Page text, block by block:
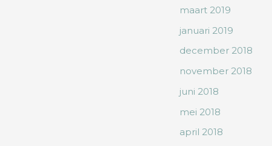
maart 2019
januari 2019
december 2018
november 2018
juni 2018
mei 2018
april 2018